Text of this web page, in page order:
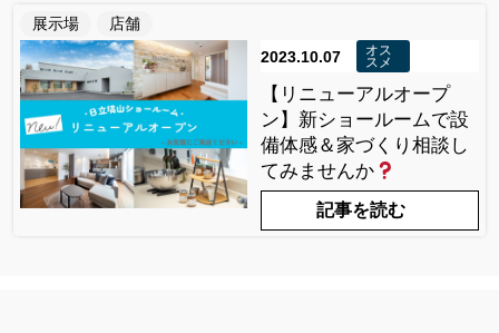
展示場
店舗
2023.10.07
オス
スメ
【リニューアルオープ
ン】新ショールームで設
備体感＆家づくり相談し
てみませんか
記事を読む